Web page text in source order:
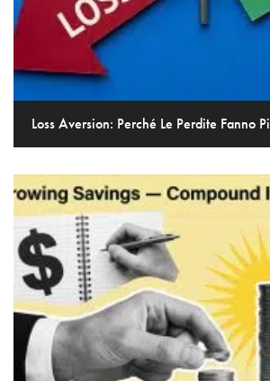
Loss Aversion: Perché Le Perdite Fanno